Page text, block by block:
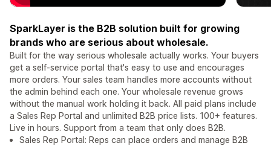
SparkLayer is the B2B solution built for growing
brands who are serious about wholesale.
Built for the way serious wholesale actually works. Your buyers
get a self-service portal that's easy to use and encourages
more orders. Your sales team handles more accounts without
the admin behind each one. Your wholesale revenue grows
without the manual work holding it back. All paid plans include
a Sales Rep Portal and unlimited B2B price lists. 100+ features.
Live in hours. Support from a team that only does B2B.
Sales Rep Portal: Reps can place orders and manage B2B